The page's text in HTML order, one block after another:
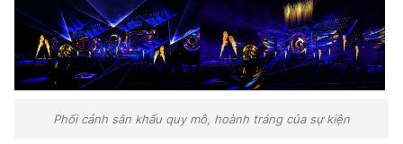
Phối cảnh sân khấu quy mô, hoành tráng của sự kiện